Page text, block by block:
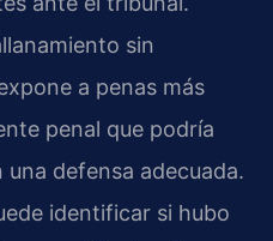
sin
a penas más
penal que podría
defensa adecuada.
identificar si hubo